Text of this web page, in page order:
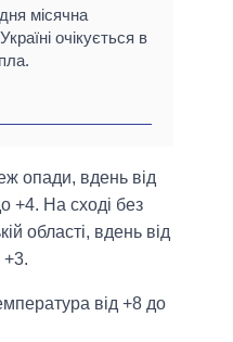
місячна
очікується в
опади, вдень від
+4. На сході без
області, вдень від
+3.
від +8 до